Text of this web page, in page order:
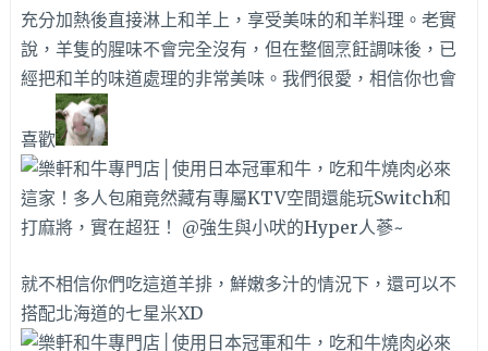
充分加熱後直接淋上和羊上，享受美味的和羊料理。老實
說，羊隻的腥味不會完全沒有，但在整個烹飪調味後，已
經把和羊的味道處理的非常美味。我們很愛，相信你也會
喜歡
就不相信你們吃這道羊排，鮮嫩多汁的情況下，還可以不
搭配北海道的七星米XD